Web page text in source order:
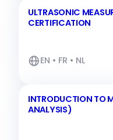
ULTRASONIC
CERTIFICATION
EN • FR • NL
INTRODUCTION TO
ANALYSIS)